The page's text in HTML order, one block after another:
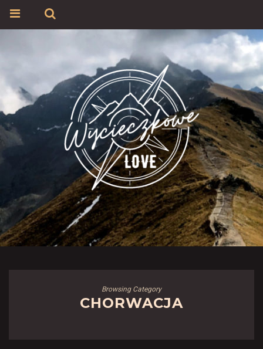
Browsing Category
CHORWACJA